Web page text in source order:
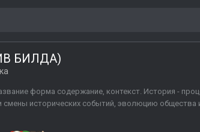
БИЛДА)
форма содержание, контекст. История -
исторических событий, эволюцию общества